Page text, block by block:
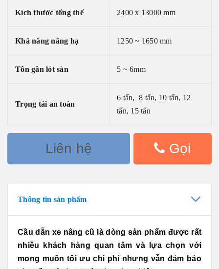
Kích thước tổng thể 2400 x 13000 mm
Khả năng nâng hạ 1250 ~ 1650 mm
Tôn gân lót sàn 5 ~ 6mm
Trọng tải an toàn
6 tấn, 8 tấn, 10 tấn, 12
tấn, 15 tấn
Liên hệ Gọi
Thông tin sản phẩm
Cầu dẫn xe nâng cũ là dòng sản phẩm được rất
nhiều khách hàng quan tâm và lựa chọn với
mong muốn tối ưu chi phí nhưng vẫn đảm bảo